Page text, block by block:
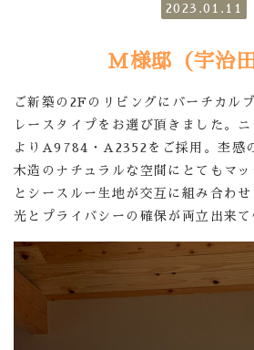
2023.01.11
M様邸（宇治田
ご新築の2Fのリビングにバーチカル
レースタイプをお選び頂きました。
よりA9784・A2352をご採用。杢感
木造のナチュラルな空間にとてもマ
とシースルー生地が交互に組み合わ
光とプライバシーの確保が両立出来て